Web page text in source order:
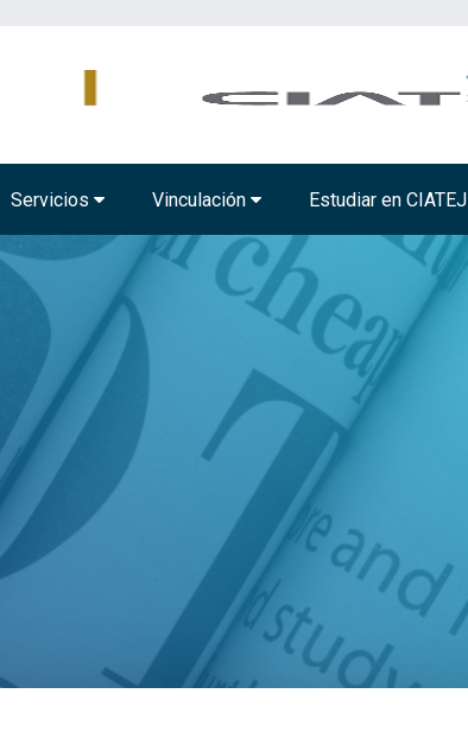
Servicios Vinculación Estudiar en CIATEJ